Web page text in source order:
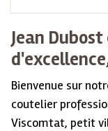
Jean
Bienvenue sur
coutelier
Viscomtat, petit